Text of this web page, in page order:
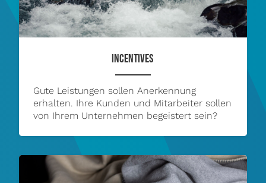
INCENTIVES
Gute Leistungen sollen Anerkennung
erhalten. Ihre Kunden und Mitarbeiter sollen
von Ihrem Unternehmen begeistert sein?